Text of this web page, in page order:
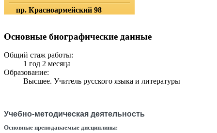
пр. Красноармейский 98
Основные биографические данные
Общий стаж работы:
1 год 2 месяца
Образование:
Высшее. Учитель русского языка и литературы
Учебно-методическая деятельность
Основные преподаваемые дисциплины: